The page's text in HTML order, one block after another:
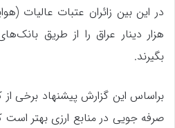
هزار دینار عراق را از طریق
بگیرند.
براساس این گزارش پیشنهاد برخی
صرفه جویی در منابع ارزی بهتر است